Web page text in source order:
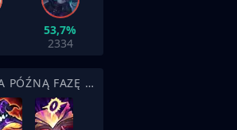
53,7%
2334
PRZEDMIOTY NA PÓŹNĄ FAZĘ MECZU